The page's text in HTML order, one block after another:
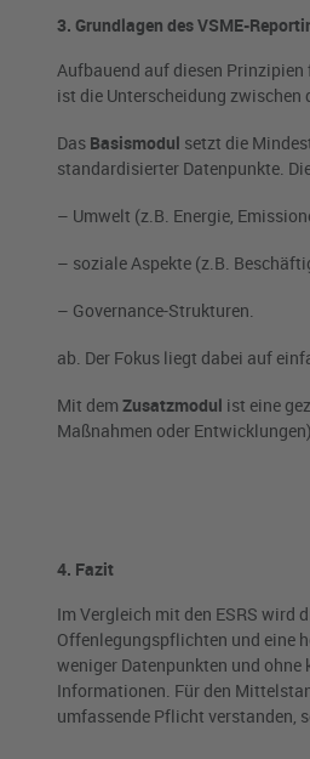
3. Grundlagen des VSME-
Aufbauend auf diesen
ist die Unterscheidung
Das Basismodul setzt die
standardisierter Datenpunkte.
– Umwelt (z.B. Energie,
– soziale Aspekte (z.B.
– Governance-Strukturen.
ab. Der Fokus liegt dabei auf
Mit dem Zusatzmodul ist eine
Maßnahmen oder
4. Fazit
Im Vergleich mit den ESRS wird
Offenlegungspflichten und eine
weniger Datenpunkten und
Informationen. Für den
umfassende Pflicht verstanden,